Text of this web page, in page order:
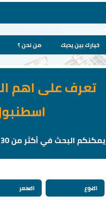
خيارك بين يديك من نحن ؟
تعرف على اهم
يمكنكم البحث في أكثر من 130 مشروع في اسطنبول الآسيوية